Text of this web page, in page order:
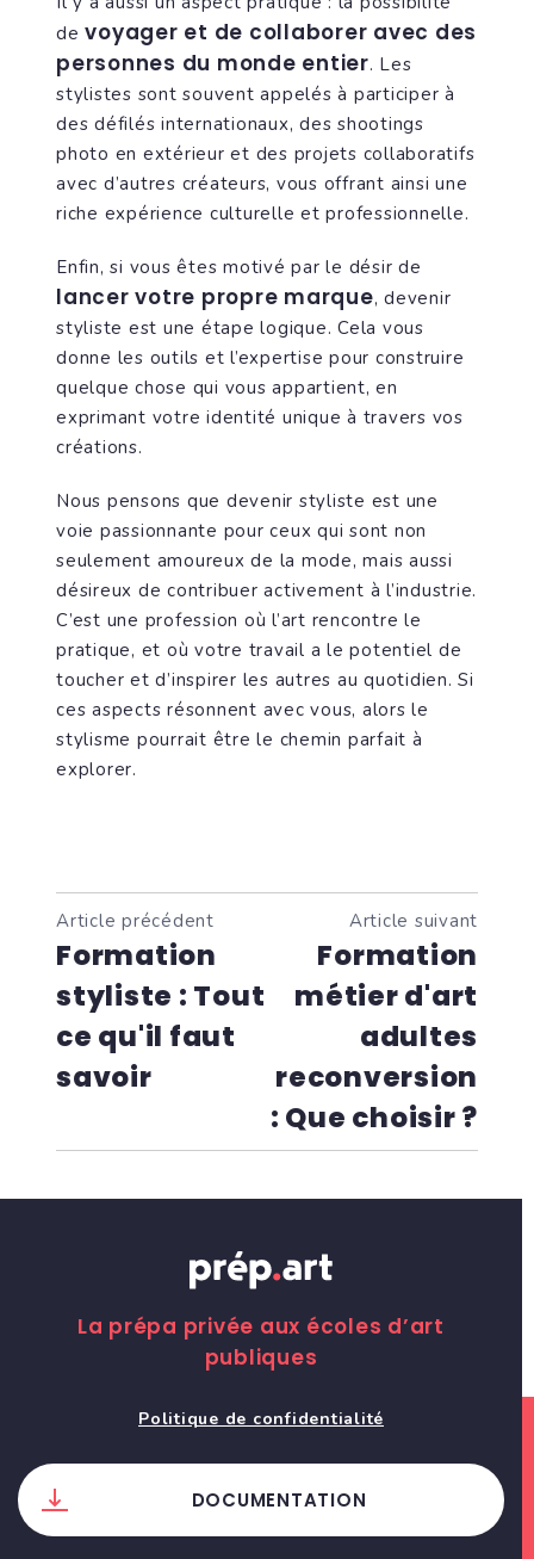
devoyager et de collaborer avec des
personnes du monde entier. Les
stylistes sont souvent appelés à participer à
des défilés internationaux, des shootings
photo en extérieur et des projets collaboratifs
avec d’autres créateurs, vous offrant ainsi une
riche expérience culturelle et professionnelle.
Enfin, si vous êtes motivé par le désir de
lancer votre propre marque, devenir
styliste est une étape logique. Cela vous
donne les outils et l’expertise pour construire
quelque chose qui vous appartient, en
exprimant votre identité unique à travers vos
créations.
Nous pensons que devenir styliste est une
voie passionnante pour ceux qui sont non
seulement amoureux de la mode, mais aussi
désireux de contribuer activement à l’industrie.
C’est une profession où l’art rencontre le
pratique, et où votre travail a le potentiel de
toucher et d’inspirer les autres au quotidien. Si
ces aspects résonnent avec vous, alors le
stylisme pourrait être le chemin parfait à
explorer.
Article précédent
Formation
styliste : Tout
ce qu'il faut
savoir
Article suivant
Formation
métier d'art
adultes
reconversion
: Que choisir ?
La prépa privée aux écoles d’art
publiques
Politique de confidentialité
DOCUMENTATION